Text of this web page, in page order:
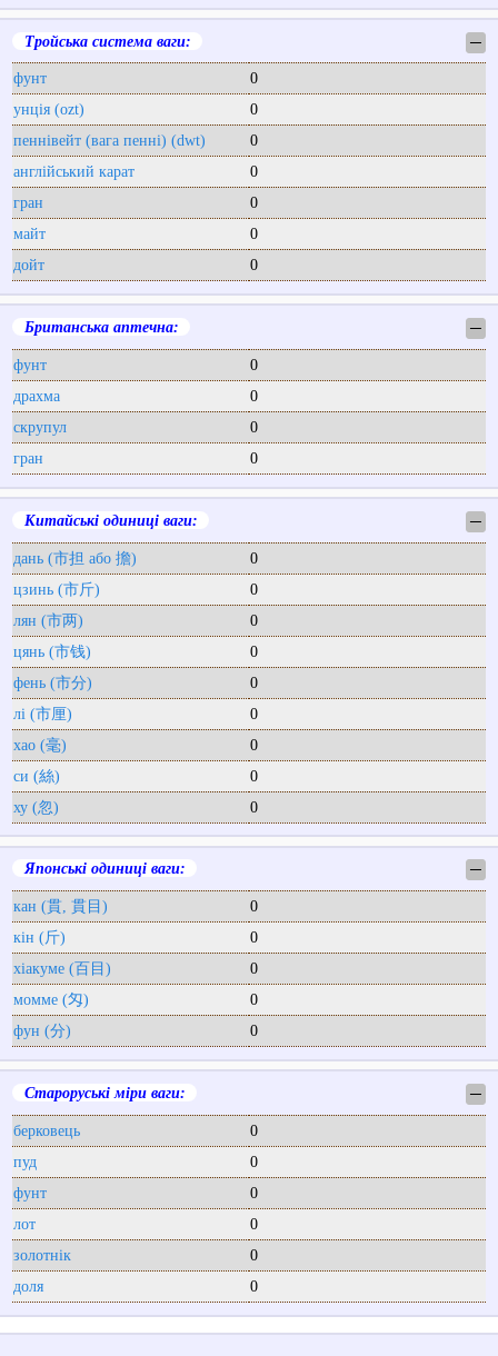
Тройська система ваги: ─
фунт
0
унція (ozt)
0
пеннівейт (вага пенні) (dwt)
0
англійський карат
0
гран
0
майт
0
дойт
0
Британська аптечна: ─
фунт
0
драхма
0
скрупул
0
гран
0
Китайські одиниці ваги: ─
дань (市担 або 擔)
0
цзинь (市斤)
0
лян (市两)
0
цянь (市钱)
0
фень (市分)
0
лі (市厘)
0
хао (毫)
0
си (絲)
0
ху (忽)
0
Японські одиниці ваги: ─
кан (貫, 貫目)
0
кін (斤)
0
хіакуме (百目)
0
момме (匁)
0
фун (分)
0
Староруські міри ваги: ─
берковець
0
пуд
0
фунт
0
лот
0
золотнік
0
доля
0